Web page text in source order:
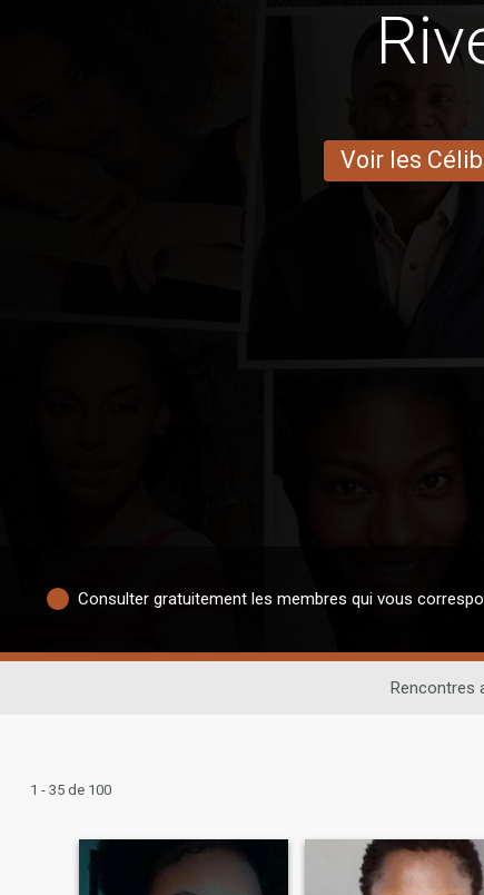
Voir les
Consulter gratuitement les membres qui vous
Rencontres
1 - 35 de 100